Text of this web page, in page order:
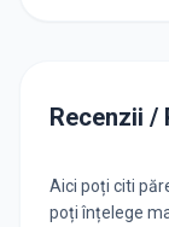
Recenzii /
Aici poți citi
poți înțelege